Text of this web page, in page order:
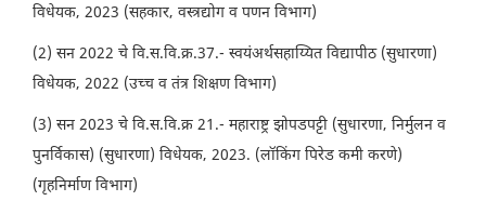
विधेयक, 2023 (सहकार, वस्त्रद्योग व पणन विभाग)
(2) सन 2022 चे वि.स.वि.क्र.37.- स्वयंअर्थसहाय्यित विद्यापीठ (सुधारणा)
विधेयक, 2022 (उच्च व तंत्र शिक्षण विभाग)
(3) सन 2023 चे वि.स.वि.क्र 21.- महाराष्ट्र झोपडपट्टी (सुधारणा, निर्मुलन व
पुनर्विकास) (सुधारणा) विधेयक, 2023. (लॉकिंग पिरेड कमी करणे)
(गृहनिर्माण विभाग)